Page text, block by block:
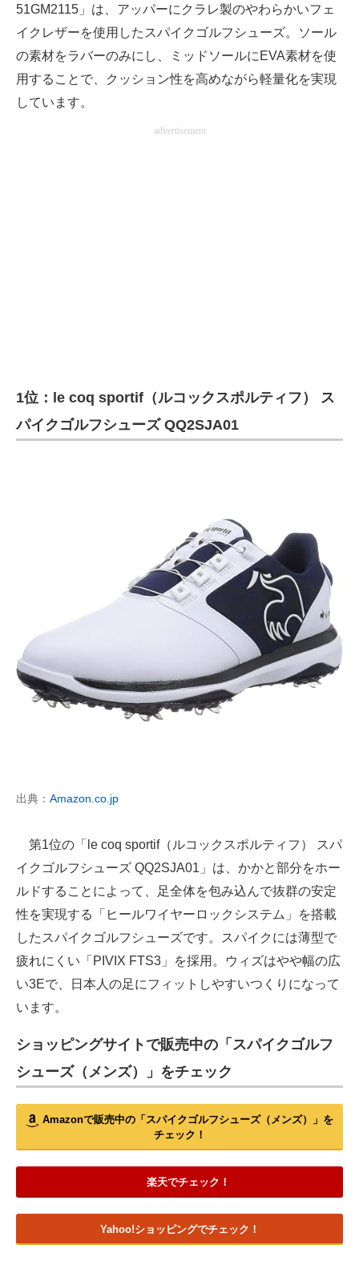
51GM2115」は、アッパーにクラレ製のやわらかいフェ
イクレザーを使用したスパイクゴルフシューズ。ソール
の素材をラバーのみにし、ミッドソールにEVA素材を使
用することで、クッション性を高めながら軽量化を実現
しています。
advertisement
1位：le coq sportif（ルコックスポルティフ） ス
パイクゴルフシューズ QQ2SJA01
出典： Amazon.co.jp
第1位の「le coq sportif（ルコックスポルティフ） スパ
イクゴルフシューズ QQ2SJA01」は、かかと部分をホー
ルドすることによって、足全体を包み込んで抜群の安定
性を実現する「ヒールワイヤーロックシステム」を搭載
したスパイクゴルフシューズです。スパイクには薄型で
疲れにくい「PIVIX FTS3」を採用。ウィズはやや幅の広
い3Eで、日本人の足にフィットしやすいつくりになって
います。
ショッピングサイトで販売中の「スパイクゴルフ
シューズ（メンズ）」をチェック
Amazonで販売中の「スパイクゴルフシューズ（メンズ）」を
チェック！
楽天でチェック！
Yahoo!ショッピングでチェック！